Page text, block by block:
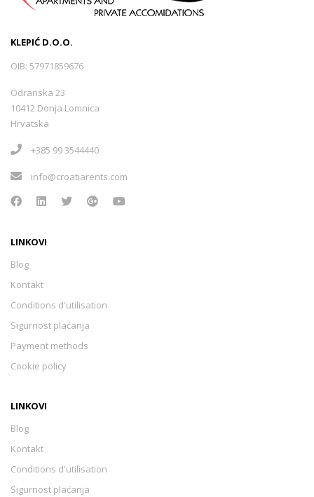
KLEPIĆ D.O.O.
OIB: 57971859676
Odranska 23
10412 Donja Lomnica
Hrvatska
+385 99 3544440
info@croatiarents.com
LINKOVI
Blog
Kontakt
Conditions d'utilisation
Sigurnost plaćanja
Payment methods
Cookie policy
LINKOVI
Blog
Kontakt
Conditions d'utilisation
Sigurnost plaćanja